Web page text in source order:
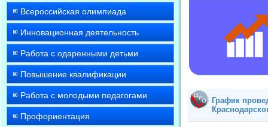
Всероссийская олимпиада
Инновационная деятельность
Работа с одаренными детьми
Повышение квалификации
Работа с молодыми педагогами
Профориентация
График